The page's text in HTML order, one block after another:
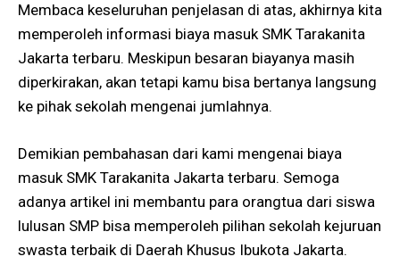
Membaca keseluruhan penjelasan di atas, akhirnya kita
memperoleh informasi biaya masuk SMK Tarakanita
Jakarta terbaru. Meskipun besaran biayanya masih
diperkirakan, akan tetapi kamu bisa bertanya langsung
ke pihak sekolah mengenai jumlahnya.
Demikian pembahasan dari kami mengenai biaya
masuk SMK Tarakanita Jakarta terbaru. Semoga
adanya artikel ini membantu para orangtua dari siswa
lulusan SMP bisa memperoleh pilihan sekolah kejuruan
swasta terbaik di Daerah Khusus Ibukota Jakarta.